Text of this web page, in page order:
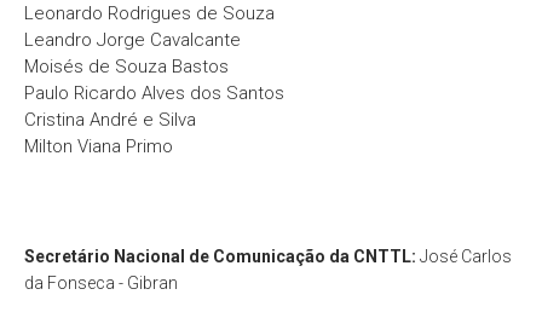
Leonardo Rodrigues de Souza
Leandro Jorge Cavalcante
Moisés de Souza Bastos
Paulo Ricardo Alves dos Santos
Cristina André e Silva
Milton Viana Primo
Secretário Nacional de Comunicação da CNTTL: José Carlos
da Fonseca - Gibran